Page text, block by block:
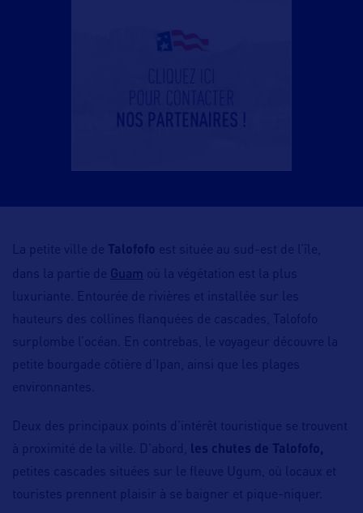
La petite ville de Talofofo est située au sud-est de l’île,
dans la partie de Guam
où la végétation est la plus
luxuriante. Entourée de rivières et installée sur les
hauteurs des collines flanquées de cascades, Talofofo
surplombe l’océan. En contrebas, le voyageur découvre la
petite bourgade côtière d’Ipan, ainsi que les plages
environnantes.
Deux des principaux points d’intérêt touristique se trouvent
à proximité de la ville. D’abord,
les chutes de Talofofo,
petites cascades situées sur le fleuve Ugum, où locaux et
touristes prennent plaisir à se baigner et pique-niquer.